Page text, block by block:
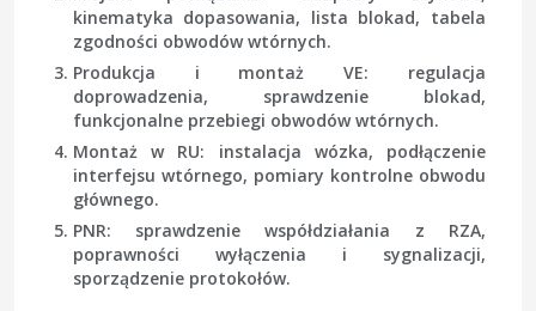
kinematyka dopasowania, lista blokad, tabela
zgodności obwodów wtórnych.
Produkcja i montaż VE: regulacja
doprowadzenia, sprawdzenie blokad,
funkcjonalne przebiegi obwodów wtórnych.
Montaż w RU: instalacja wózka, podłączenie
interfejsu wtórnego, pomiary kontrolne obwodu
głównego.
PNR: sprawdzenie współdziałania z RZA,
poprawności wyłączenia i sygnalizacji,
sporządzenie protokołów.